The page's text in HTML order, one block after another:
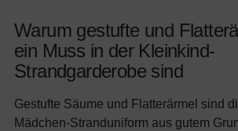
Warum gestufte und
ein Muss in der Kleinkind-
Strandgarderobe sind
Gestufte Säume und Flatterärmel sind
Mädchen-Stranduniform aus gutem